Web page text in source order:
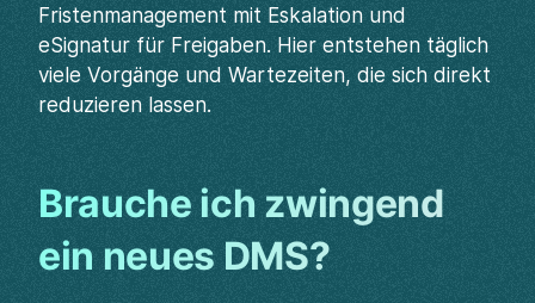
Fristenmanagement mit Eskalation und
eSignatur für Freigaben. Hier entstehen täglich
viele Vorgänge und Wartezeiten, die sich direkt
reduzieren lassen.
Brauche ich zwingend
ein neues DMS?